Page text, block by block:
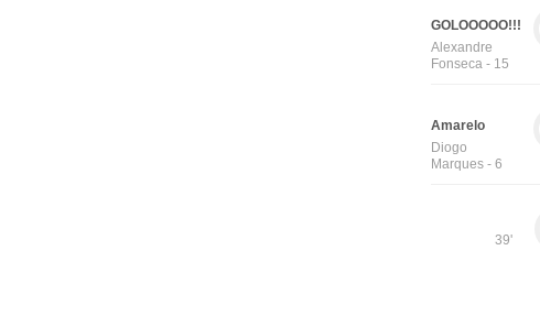
GOLOOOOO!!!
Alexandre
Fonseca - 15
Amarelo
Diogo
Marques - 6
39'